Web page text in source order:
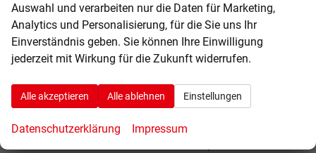
LED-Rückleuchte
Tagesfahrlichtschaltung mit Assistenzfahrlicht
Winterpaket: Sitzheizung vorne
Zentralverriegelung mit Funkfernbedienung
Innen
Klimatisierung
Auswahl und verarbeiten nur die Daten für Marketing,
Analytics und Personalisierung, für die Sie uns Ihr
Einverständnis geben. Sie können Ihre Einwilligung
jederzeit mit Wirkung für die Zukunft widerrufen.
Alle akzeptieren Alle ablehnen Einstellungen
Datenschutzerklärung Impressum